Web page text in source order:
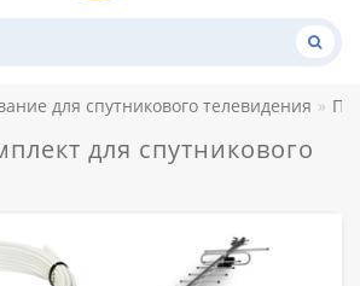
для спутникового телевидения
для спутникового